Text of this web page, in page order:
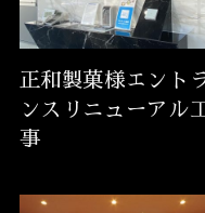
正和製菓様エント
ンスリニューアル
事